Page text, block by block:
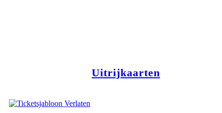
Uitrijkaarten